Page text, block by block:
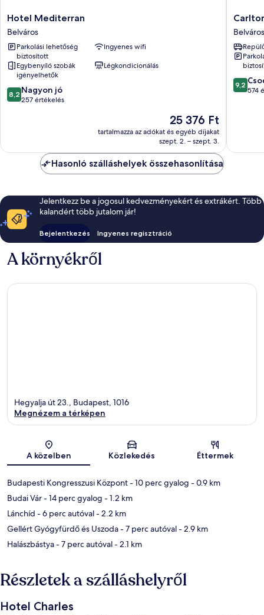
Hotel
Mediterran
Belváros
Hotel Mediterran
Belváros
Parkolási lehetőség
biztosított
Ingyenes wifi
Egybenyíló szobák
igényelhetők
Légkondicionálás
8.2
ennyiből:
értékelés
8,2 Nagyon jó
257 értékelés
Az
ár
25 376 Ft
25 376 Ft
tartalmazza az adókat és egyéb díjakat
szept. 2. – szept. 3.
Carlton
Hotel
Buda
Castle
Belváros
Belváros
9.2
9,2
574
Hasonló szálláshelyek összehasonlítása
Jelentkezz be a jogosul kedvezményekért és extrákért. Több
kalandért több jutalom jár!
Bejelentkezés Ingyenes regisztráció
A környékről
Térkép
Hegyalja út 23., Budapest, 1016
Megnézem a térképen
A közelben Közlekedés Éttermek
Budapesti Kongresszusi Központ- 10 perc gyalog - 0.9 km
Budai Vár- 14 perc gyalog - 1.2 km
Lánchíd - 6 perc autóval- 2.2 km
Gellért Gyógyfürdő és Uszoda- 7 perc autóval- 2.9 km
Halászbástya- 7 perc autóval- 2.1 km
Részletek a szálláshelyről
Hotel Charles